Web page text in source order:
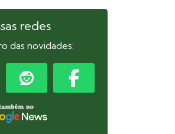
redes
das novidades: